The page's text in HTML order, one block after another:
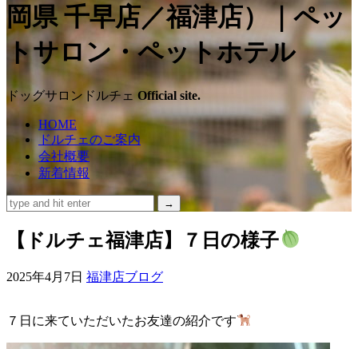
ッ
グ
サ
ロ
ン
ド
ル
（福
ドッグサロンドルチェ Official site.
HOME
ドルチェのご案内
会社概要
新着情報
【ドルチェ福津店】７日の様子
2025年4月7日 福津店ブログ
７日に来ていただいたお友達の紹介です